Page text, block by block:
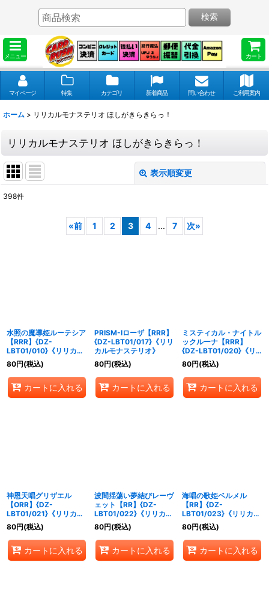
メニュー カート
検索
マイページ 特集 カテゴリ 新着商品 問い合わせ ご利用案内
ホーム > リリカルモナステリオ ほしがきらきらっ！
リリカルモナステリオ ほしがきらきらっ！
表示順変更
398件
«前 1 2 3 4 ... 7 次»
水照の魔導姫ルーテシア
【RRR】{DZ-
LBT01/010}《リリカル
モナステリオ》
80円(税込)
カートに入れる
PRISM-Iローザ【RRR】
{DZ-LBT01/017}《リリ
カルモナステリオ》
80円(税込)
カートに入れる
ミスティカル・ナイトル
ックルーナ【RRR】
{DZ-LBT01/020}《リ
リカルモナステリオ》
80円(税込)
カートに入れる
神恩天唱グリザエル
【ORR】{DZ-
LBT01/021}《リリカル
モナステリオ》
80円(税込)
カートに入れる
波間揺蕩い夢結びレーヴ
ェット【RR】{DZ-
LBT01/022}《リリカル
モナステリオ》
80円(税込)
カートに入れる
海唱の歌姫ベルメル
【RR】{DZ-
LBT01/023}《リリカル
モナステリオ》
80円(税込)
カートに入れる